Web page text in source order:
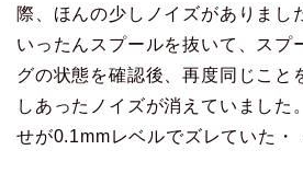
際、ほんの少しノイズがありまし
いったんスプールを抜いて、スプ
グの状態を確認後、再度同じこと
しあったノイズが消えていました
せが0.1mmレベルでズレていた・